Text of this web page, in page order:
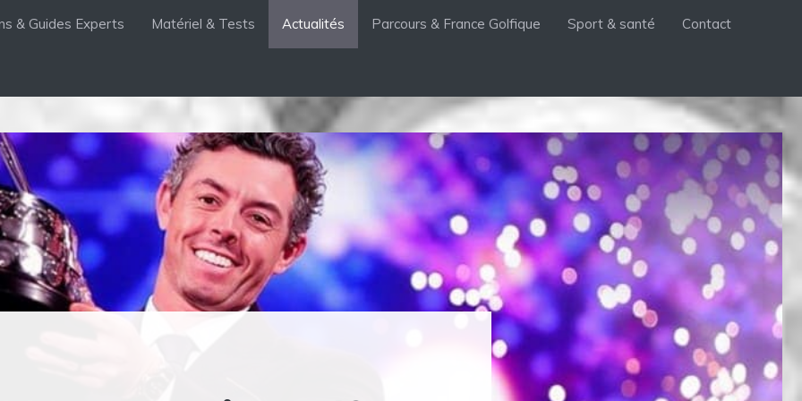
& Guides Experts Matériel & Tests Actualités Parcours & France Golfique Sport & santé Contact